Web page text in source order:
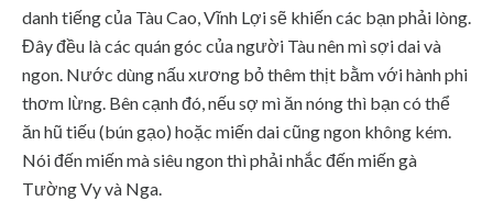
danh tiếng của Tàu Cao, Vĩnh Lợi sẽ khiến các bạn phải lòng.
Đây đều là các quán góc của người Tàu nên mì sợi dai và
ngon. Nước dùng nấu xương bỏ thêm thịt bằm với hành phi
thơm lừng. Bên cạnh đó, nếu sợ mì ăn nóng thì bạn có thể
ăn hũ tiếu (bún gạo) hoặc miến dai cũng ngon không kém.
Nói đến miến mà siêu ngon thì phải nhắc đến miến gà
Tường Vy và Nga.